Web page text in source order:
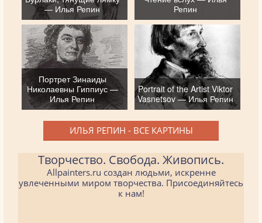
— Илья Репин
Репин
Портрет Зинаиды
Николаевны Гиппиус —
Илья Репин
Portrait of the Artist Viktor
Vasnetsov — Илья Репин
ИЛЬЯ РЕПИН - ВСЕ КАРТИНЫ
Творчество. Свобода. Живопись.
Allpainters.ru создан людьми, искренне
увлеченными миром творчества. Присоединяйтесь
к нам!